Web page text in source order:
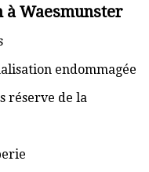
à Waesmunster
endommagée
réserve de la